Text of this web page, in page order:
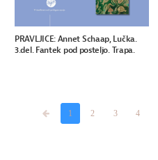
PRAVLJICE: Annet Schaap, Lučka.
3.del. Fantek pod posteljo. Trapa.
1 2 3 4